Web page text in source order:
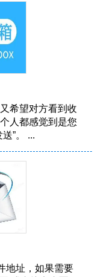
希望对方看到收
人都感觉到是您
”。 ...
地址，如果需要